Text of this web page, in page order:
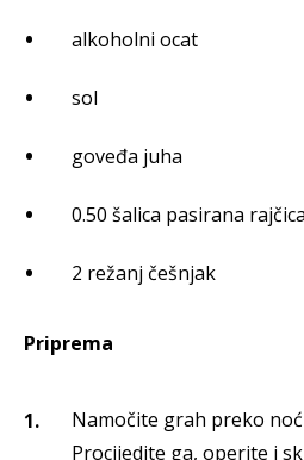
alkoholni ocat
sol
goveđa juha
0.50 šalica pasirana
2 režanj češnjak
Priprema
Namočite grah preko
Procijedite ga, operite i